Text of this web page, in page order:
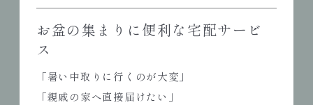
お盆の集まりに便利な宅配サービ
ス
「暑い中取りに行くのが大変」
「親戚の家へ直接届けたい」